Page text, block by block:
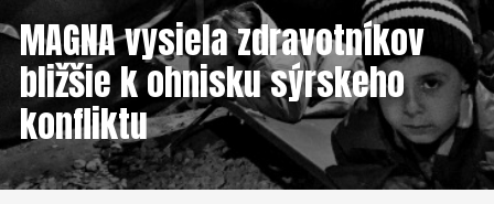
MAGNA vysiela zdravotníkov
bližšie k ohnisku sýrskeho
konfliktu